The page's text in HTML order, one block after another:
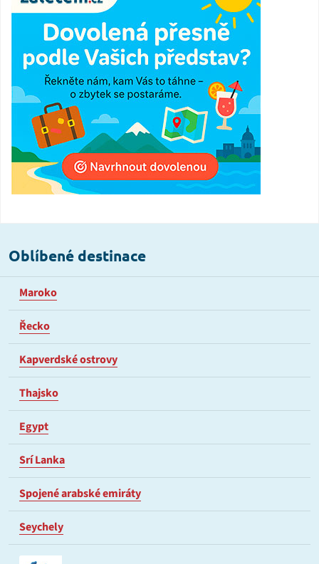
Oblíbené destinace
Maroko
Řecko
Kapverdské ostrovy
Thajsko
Egypt
Srí Lanka
Spojené arabské emiráty
Seychely